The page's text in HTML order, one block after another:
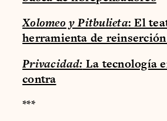
Xolomeo y Pitbulieta: El
herramienta de
Privacidad: La tecnología
contra
***